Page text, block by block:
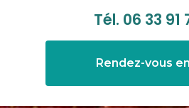
Tél. 06 33 91
Rendez-vous